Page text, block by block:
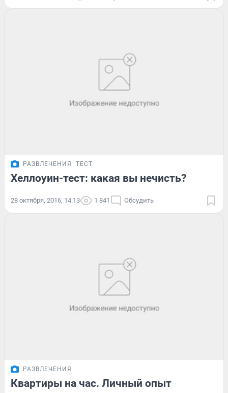
РАЗВЛЕЧЕНИЯ ТЕСТ
Хеллоуин-тест: какая вы нечисть?
28 октября, 2016, 14:13 1 841 Обсудить
РАЗВЛЕЧЕНИЯ
Квартиры на час. Личный опыт